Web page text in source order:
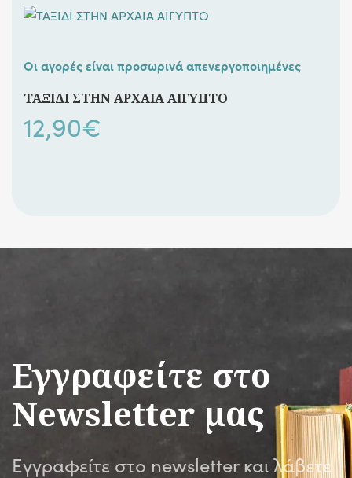
Οι αγορές είναι προσωρινά απενεργοποιημένες
ΤΑΞΙΔΙ ΣΤΗΝ ΑΡΧΑΙΑ ΑΙΓΥΠΤΟ
12,90€
Εγγραφείτε στο
Newsletter μας
Εγγραφείτε στο newsletter και λάβετε